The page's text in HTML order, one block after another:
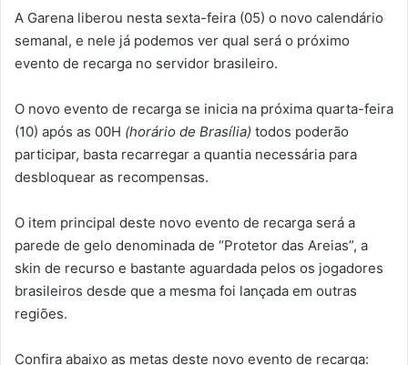
A Garena liberou nesta sexta-feira (05) o novo calendário
semanal, e nele já podemos ver qual será o próximo
evento de recarga no servidor brasileiro.
O novo evento de recarga se inicia na próxima quarta-feira
(10) após as 00H (horário de Brasília) todos poderão
participar, basta recarregar a quantia necessária para
desbloquear as recompensas.
O item principal deste novo evento de recarga será a
parede de gelo denominada de “Protetor das Areias”, a
skin de recurso e bastante aguardada pelos os jogadores
brasileiros desde que a mesma foi lançada em outras
regiões.
Confira abaixo as metas deste novo evento de recarga: